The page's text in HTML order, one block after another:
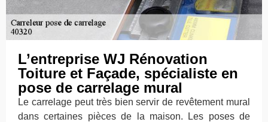
L’entreprise WJ Rénovation
Toiture et Façade, spécialiste en
pose de carrelage mural
Le carrelage peut très bien servir de revêtement mural
dans certaines pièces de la maison. Les poses de